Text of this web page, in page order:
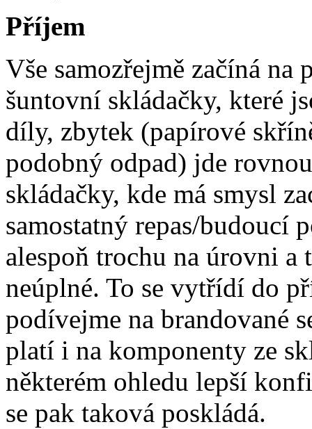
Příjem
Vše samozřejmě začíná na
šuntovní skládačky, které
díly, zbytek (papírové
podobný odpad) jde
skládačky, kde má smysl
samostatný repas/budoucí
alespoň trochu na úrovni a
neúplné. To se vytřídí do
podívejme na brandované
platí i na komponenty ze
některém ohledu lepší
se pak taková poskládá.